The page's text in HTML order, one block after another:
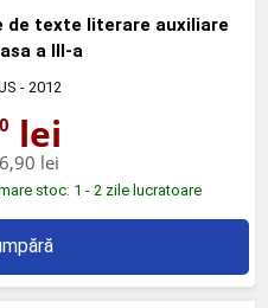
de texte literare auxiliare
a III-a
- 2012
lei
lei
stoc: 1 - 2 zile lucratoare